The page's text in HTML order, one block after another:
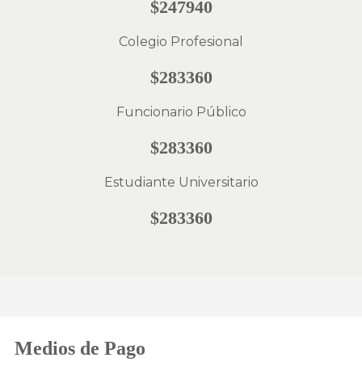
$247940
Colegio Profesional
$283360
Funcionario Público
$283360
Estudiante Universitario
$283360
Medios de Pago